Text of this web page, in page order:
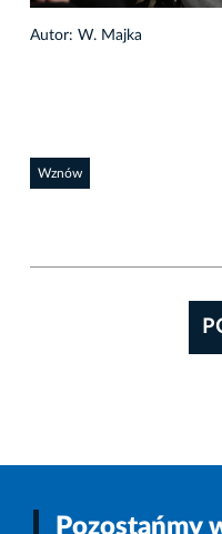
Autor: W. Majka
Wznów
Pozostańmy